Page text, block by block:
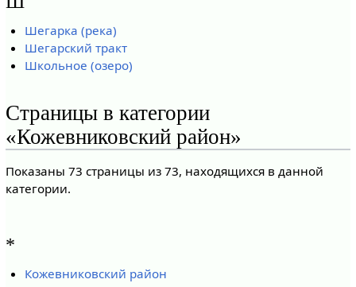
Шегарка (река)
Шегарский тракт
Школьное (озеро)
Страницы в категории
«Кожевниковский район»
Показаны 73 страницы из 73, находящихся в данной
категории.
*
Кожевниковский район